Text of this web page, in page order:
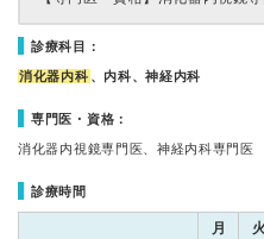
診療科目：
消化器内科 、内科、神経内科
専門医・資格：
消化器内視鏡専門医、神経内科専門医
診療時間
月 火